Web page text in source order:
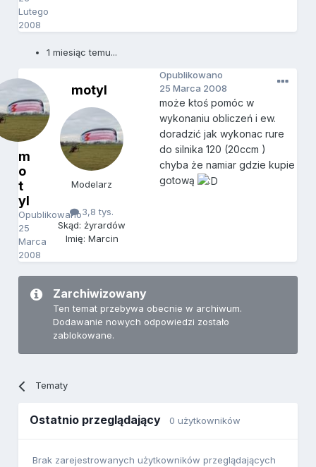
Lutego
2008
1 miesiąc temu...
m
o
t
yl
Opublikowano
25
Marca
2008
motyl
Modelarz
3,8 tys.
Skąd: żyrardów
Imię: Marcin
Opublikowano
25 Marca 2008
może ktoś pomóc w
wykonaniu obliczeń i ew.
doradzić jak wykonac rure
do silnika 120 (20ccm )
chyba że namiar gdzie kupie
gotową
Zarchiwizowany
Ten temat przebywa obecnie w archiwum.
Dodawanie nowych odpowiedzi zostało
zablokowane.
Tematy
Ostatnio przeglądający 0 użytkowników
Brak zarejestrowanych użytkowników przeglądających